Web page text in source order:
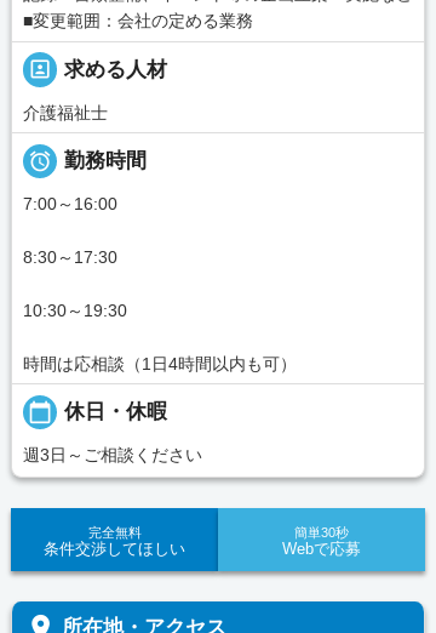
■変更範囲：会社の定める業務
portrait 求める人材
介護福祉士
 勤務時間
7:00～16:00
8:30～17:30
10:30～19:30
時間は応相談（1日4時間以内も可）
calendar_today 休日・休暇
週3日～ご相談ください
完全無料
条件交渉してほしい
簡単30秒
Webで応募
所在地・アクセス